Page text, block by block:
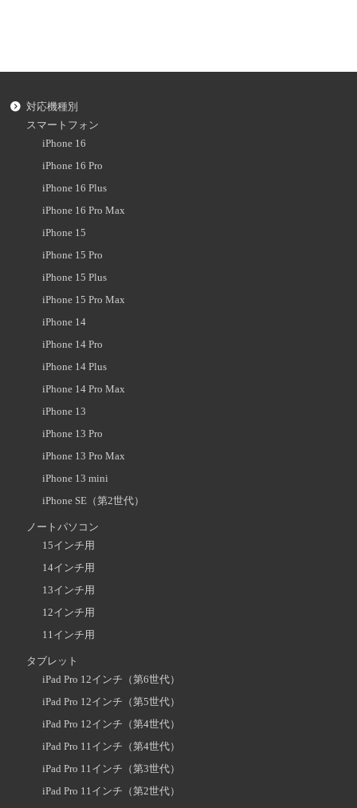
対応機種別
スマートフォン
iPhone 16
iPhone 16 Pro
iPhone 16 Plus
iPhone 16 Pro Max
iPhone 15
iPhone 15 Pro
iPhone 15 Plus
iPhone 15 Pro Max
iPhone 14
iPhone 14 Pro
iPhone 14 Plus
iPhone 14 Pro Max
iPhone 13
iPhone 13 Pro
iPhone 13 Pro Max
iPhone 13 mini
iPhone SE（第2世代）
ノートパソコン
15インチ用
14インチ用
13インチ用
12インチ用
11インチ用
タブレット
iPad Pro 12インチ（第6世代）
iPad Pro 12インチ（第5世代）
iPad Pro 12インチ（第4世代）
iPad Pro 11インチ（第4世代）
iPad Pro 11インチ（第3世代）
iPad Pro 11インチ（第2世代）